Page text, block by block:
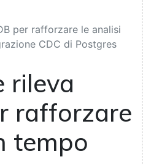
per rafforzare le analisi
CDC di Postgres
rileva
rafforzare
tempo